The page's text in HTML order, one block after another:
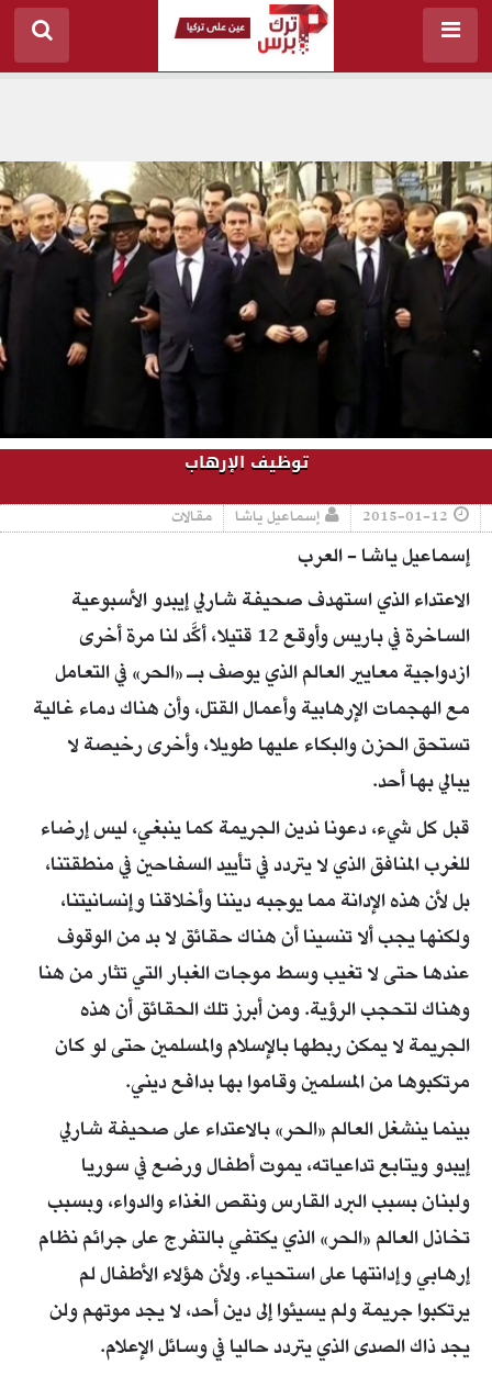
توظيف الإرهاب
2015-01-12 إسماعيل ياشا مقالات
إسماعيل ياشا - العرب
الاعتداء الذي استهدف صحيفة شارلي إيبدو الأسبوعية
الساخرة في باريس وأوقع 12 قتيلا، أكَّد لنا مرة أخرى
ازدواجية معايير العالم الذي يوصف بـ «الحر» في التعامل
مع الهجمات الإرهابية وأعمال القتل، وأن هناك دماء غالية
تستحق الحزن والبكاء عليها طويلا، وأخرى رخيصة لا
يبالي بها أحد.
قبل كل شيء، دعونا ندين الجريمة كما ينبغي، ليس إرضاء
للغرب المنافق الذي لا يتردد في تأييد السفاحين في منطقتنا،
بل لأن هذه الإدانة مما يوجبه ديننا وأخلاقنا وإنسانيتنا،
ولكنها يجب ألا تنسينا أن هناك حقائق لا بد من الوقوف
عندها حتى لا تغيب وسط موجات الغبار التي تثار من هنا
وهناك لتحجب الرؤية. ومن أبرز تلك الحقائق أن هذه
الجريمة لا يمكن ربطها بالإسلام والمسلمين حتى لو كان
مرتكبوها من المسلمين وقاموا بها بدافع ديني.
بينما ينشغل العالم «الحر» بالاعتداء على صحيفة شارلي
إيبدو ويتابع تداعياته، يموت أطفال ورضع في سوريا
ولبنان بسبب البرد القارس ونقص الغذاء والدواء، وبسبب
تخاذل العالم «الحر» الذي يكتفي بالتفرج على جرائم نظام
إرهابي وإدانتها على استحياء. ولأن هؤلاء الأطفال لم
يرتكبوا جريمة ولم يسيئوا إلى دين أحد، لا يجد موتهم ولن
يجد ذاك الصدى الذي يتردد حاليا في وسائل الإعلام.